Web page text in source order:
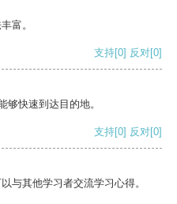
富。
支持[0] 反对[0]
够快速到达目的地。
支持[0] 反对[0]
与其他学习者交流学习心得。